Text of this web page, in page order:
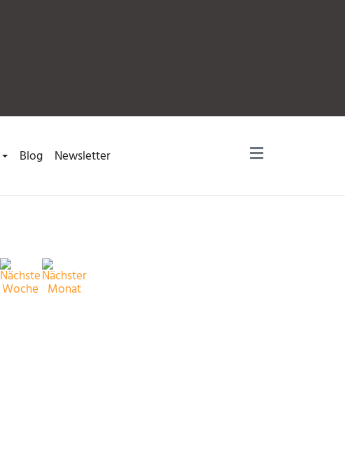
Blog Newsletter